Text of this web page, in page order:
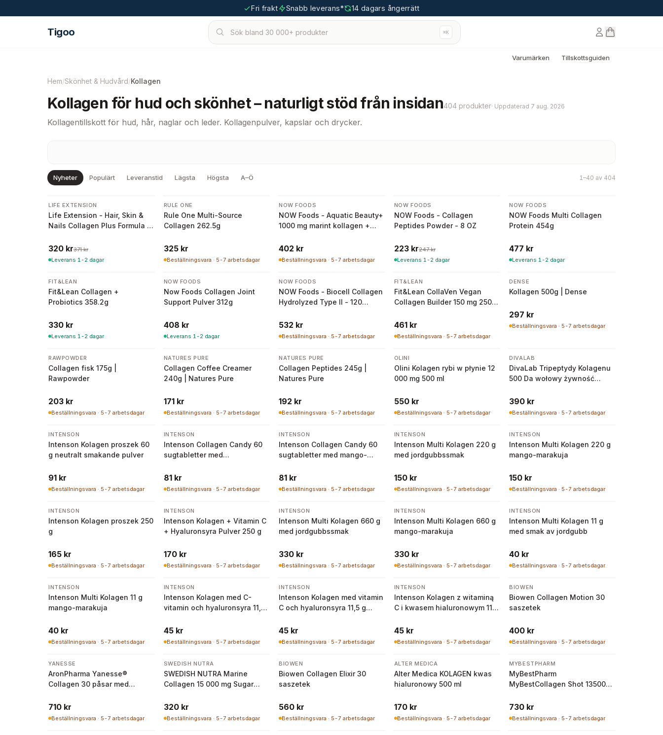
Fri frakt Snabb leverans* 14 dagars ångerrätt
Tigoo Sök bland 30 000+ produkter ⌘K
Varumärken Tillskottsguiden
Hem/Skönhet & Hudvård/Kollagen
Kollagen för hud och skönhet – naturligt stöd från insidan404 produkter· Uppdaterad 7 aug. 2026
Kollagentillskott för hud, hår, naglar och leder. Kollagenpulver, kapslar och drycker.
Nyheter Populärt Leveranstid Lägsta Högsta A–Ö 1–40 av 404
-14%
LIFE EXTENSION
Life Extension - Hair, Skin &
Nails Collagen Plus Formula -
320 kr371 kr
Leverans 1-2 dagar
RULE ONE
Rule One Multi-Source
Collagen 262.5g
325 kr
Beställningsvara · 5-7 arbetsdagar
NOW FOODS
NOW Foods - Aquatic Beauty+
1000 mg marint kollagen +
402 kr
Beställningsvara · 5-7 arbetsdagar
-10%
NOW FOODS
NOW Foods - Collagen
Peptides Powder - 8 OZ
223 kr247 kr
Leverans 1-2 dagar
NOW FOODS
NOW Foods Multi Collagen
Protein 454g
477 kr
Leverans 1-2 dagar
FIT&LEAN
Fit&Lean Collagen +
Probiotics 358.2g
330 kr
Leverans 1-2 dagar
NOW FOODS
Now Foods Collagen Joint
Support Pulver 312g
408 kr
Leverans 1-2 dagar
NOW FOODS
NOW Foods - Biocell Collagen
Hydrolyzed Type II - 120
532 kr
Beställningsvara · 5-7 arbetsdagar
FIT&LEAN
Fit&Lean CollaVen Vegan
Collagen Builder 150 mg 250
461 kr
Beställningsvara · 5-7 arbetsdagar
DENSE
Kollagen 500g | Dense
297 kr
Beställningsvara · 5-7 arbetsdagar
RAWPOWDER
Collagen fisk 175g |
Rawpowder
203 kr
Beställningsvara · 5-7 arbetsdagar
NATURES PURE
Collagen Coffee Creamer
240g | Natures Pure
171 kr
Beställningsvara · 5-7 arbetsdagar
NATURES PURE
Collagen Peptides 245g |
Natures Pure
192 kr
Beställningsvara · 5-7 arbetsdagar
OLINI
Olini Kolagen rybi w płynie 12
000 mg 500 ml
550 kr
Beställningsvara · 5-7 arbetsdagar
DIVALAB
DivaLab Tripeptydy Kolagenu
500 Da wołowy żywność
390 kr
Beställningsvara · 5-7 arbetsdagar
INTENSON
Intenson Kolagen proszek 60
g neutralt smakande pulver
91 kr
Beställningsvara · 5-7 arbetsdagar
INTENSON
Intenson Collagen Candy 60
sugtabletter med
81 kr
Beställningsvara · 5-7 arbetsdagar
INTENSON
Intenson Collagen Candy 60
sugtabletter med mango-
81 kr
Beställningsvara · 5-7 arbetsdagar
INTENSON
Intenson Multi Kolagen 220 g
med jordgubbssmak
150 kr
Beställningsvara · 5-7 arbetsdagar
INTENSON
Intenson Multi Kolagen 220 g
mango-marakuja
150 kr
Beställningsvara · 5-7 arbetsdagar
INTENSON
Intenson Kolagen proszek 250
g
165 kr
Beställningsvara · 5-7 arbetsdagar
INTENSON
Intenson Kolagen + Vitamin C
+ Hyaluronsyra Pulver 250 g
170 kr
Beställningsvara · 5-7 arbetsdagar
INTENSON
Intenson Multi Kolagen 660 g
med jordgubbssmak
330 kr
Beställningsvara · 5-7 arbetsdagar
INTENSON
Intenson Multi Kolagen 660 g
mango-marakuja
330 kr
Beställningsvara · 5-7 arbetsdagar
INTENSON
Intenson Multi Kolagen 11 g
med smak av jordgubb
40 kr
Beställningsvara · 5-7 arbetsdagar
INTENSON
Intenson Multi Kolagen 11 g
mango-marakuja
40 kr
Beställningsvara · 5-7 arbetsdagar
INTENSON
Intenson Kolagen med C-
vitamin och hyaluronsyra 11,5
45 kr
Beställningsvara · 5-7 arbetsdagar
INTENSON
Intenson Kolagen med vitamin
C och hyaluronsyra 11,5 g
45 kr
Beställningsvara · 5-7 arbetsdagar
INTENSON
Intenson Kolagen z witaminą
C i kwasem hialuronowym 11,5
Intenson
45 kr
Beställningsvara · 5-7 arbetsdagar
BIOWEN
Biowen Collagen Motion 30
saszetek
400 kr
Beställningsvara · 5-7 arbetsdagar
YANESSE
AronPharma Yanesse®
Collagen 30 påsar med
710 kr
Beställningsvara · 5-7 arbetsdagar
SWEDISH NUTRA
SWEDISH NUTRA Marine
Collagen 15 000 mg Sugar
320 kr
Beställningsvara · 5-7 arbetsdagar
BIOWEN
Biowen Collagen Elixir 30
saszetek
560 kr
Beställningsvara · 5-7 arbetsdagar
ALTER MEDICA
Alter Medica KOLAGEN kwas
hialuronowy 500 ml
170 kr
Beställningsvara · 5-7 arbetsdagar
MYBESTPHARM
MyBestPharm
MyBestCollagen Shot 13500
730 kr
Beställningsvara · 5-7 arbetsdagar